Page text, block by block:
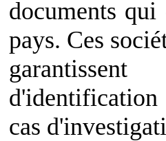
documents qui
pays. Ces
d'identification
cas